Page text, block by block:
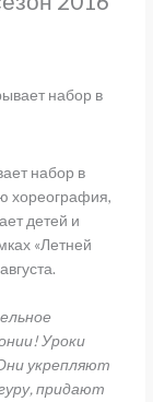
набор в
хореография,
детей и
«Летней
Уроки
укрепляют
придают